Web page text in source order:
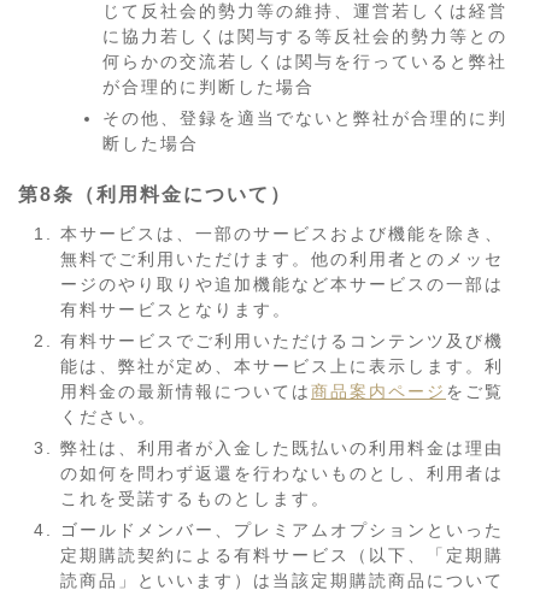
じて反社会的勢力等の維持、運営若しくは経営
に協力若しくは関与する等反社会的勢力等との
何らかの交流若しくは関与を行っていると弊社
が合理的に判断した場合
その他、登録を適当でないと弊社が合理的に判
断した場合
第8条（利用料金について）
本サービスは、一部のサービスおよび機能を除き、
無料でご利用いただけます。他の利用者とのメッセ
ージのやり取りや追加機能など本サービスの一部は
有料サービスとなります。
有料サービスでご利用いただけるコンテンツ及び機
能は、弊社が定め、本サービス上に表示します。利
用料金の最新情報については商品案内ページ をご覧
ください。
弊社は、利用者が入金した既払いの利用料金は理由
の如何を問わず返還を行わないものとし、利用者は
これを受諾するものとします。
ゴールドメンバー、プレミアムオプションといった
定期購読契約による有料サービス（以下、「定期購
読商品」といいます）は当該定期購読商品について